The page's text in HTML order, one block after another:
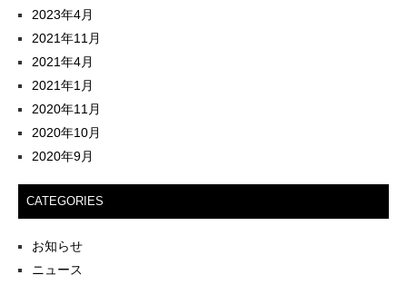
2023年4月
2021年11月
2021年4月
2021年1月
2020年11月
2020年10月
2020年9月
CATEGORIES
お知らせ
ニュース